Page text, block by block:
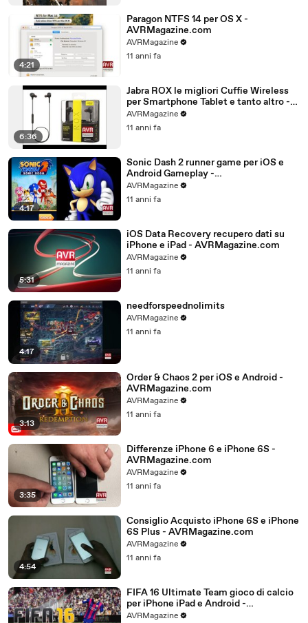
4:21
Paragon NTFS 14 per OS X -
AVRMagazine.com
AVRMagazine
11 anni fa
6:36
Jabra ROX le migliori Cuffie Wireless
per Smartphone Tablet e tanto altro -
AVRMagazine.com (720p)
AVRMagazine
11 anni fa
4:17
Sonic Dash 2 runner game per iOS e
Android Gameplay -
AVRMagazine.com
AVRMagazine
11 anni fa
5:31
iOS Data Recovery recupero dati su
iPhone e iPad - AVRMagazine.com
AVRMagazine
11 anni fa
4:17
needforspeednolimits
AVRMagazine
11 anni fa
3:13
Order & Chaos 2 per iOS e Android -
AVRMagazine.com
AVRMagazine
11 anni fa
3:35
Differenze iPhone 6 e iPhone 6S -
AVRMagazine.com
AVRMagazine
11 anni fa
4:54
Consiglio Acquisto iPhone 6S e iPhone
6S Plus - AVRMagazine.com
AVRMagazine
11 anni fa
FIFA 16 Ultimate Team gioco di calcio
per iPhone iPad e Android -
AVRMagazine.com
AVRMagazine